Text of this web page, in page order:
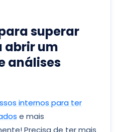
superar
abrir um
análises
internos para ter
e mais
Precisa de ter mais